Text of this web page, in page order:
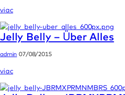
viac
Jelly Belly – Über Alles
admin 07/08/2015
viac